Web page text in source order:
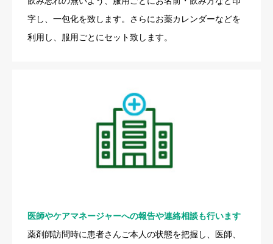
字し、一包化を致します。さらにお薬カレンダーなどを
利用し、服用ごとにセット致します。
医師やケアマネージャーへの報告や連絡相談も行います
薬剤師訪問時に患者さんご本人の状態を把握し、医師、